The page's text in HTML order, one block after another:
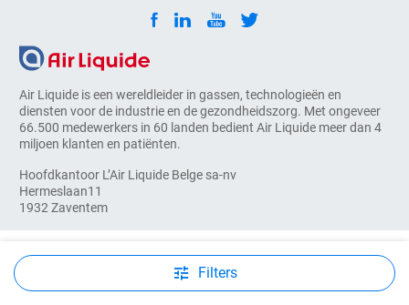
Filters
Air Liquide is een wereldleider in gassen, technologieën en
diensten voor de industrie en de gezondheidszorg. Met ongeveer
66.500 medewerkers in 60 landen bedient Air Liquide meer dan 4
miljoen klanten en patiënten.
Hoofdkantoor L’Air Liquide Belge sa-nv
Hermeslaan11
1932 Zaventem
Leveringsvoorwaarden & Inkoopvoorwaarden